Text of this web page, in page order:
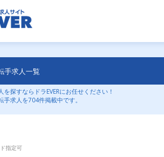
手求人一覧
探すならドラEVERにお任せください！
求人を704件掲載中です。
指定可